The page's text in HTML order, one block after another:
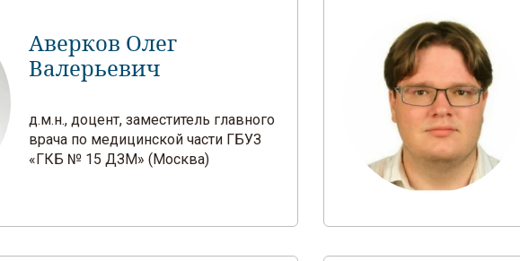
Аверков Олег
Валерьевич
д.м.н., доцент, заместитель главного
врача по медицинской части ГБУЗ
«ГКБ № 15 ДЗМ» (Москва)